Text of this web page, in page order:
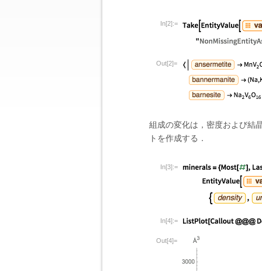
In[2]:=
Out[2]=
組成の変化は，密度および結
トを作成する．
In[3]:=
In[4]:=
Out[4]=